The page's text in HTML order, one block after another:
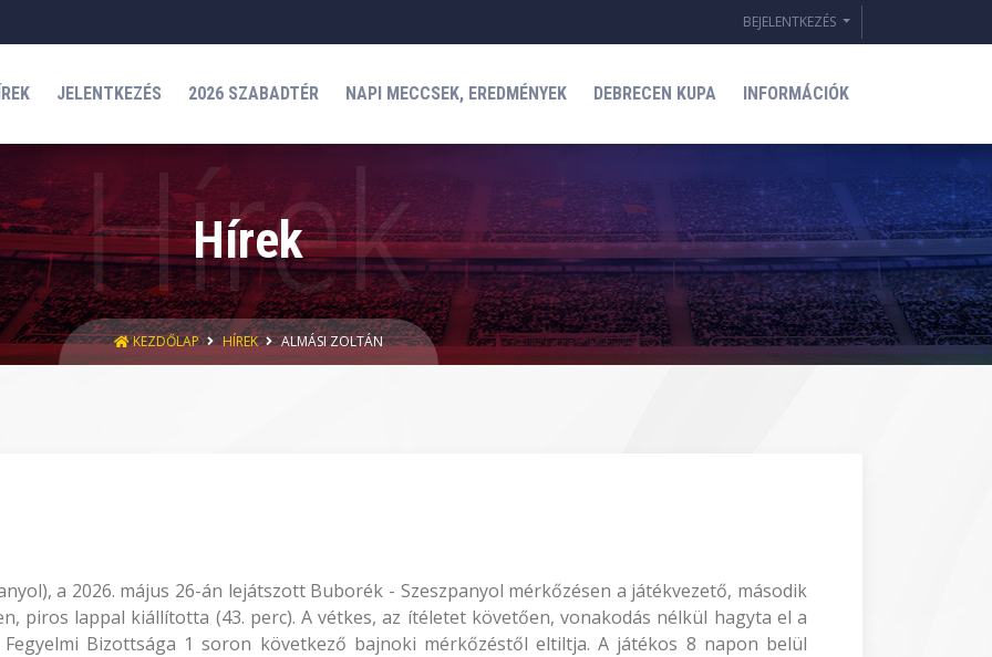
BEJELENTKEZÉS
JELENTKEZÉS 2026 SZABADTÉR NAPI MECCSEK, EREDMÉNYEK DEBRECEN KUPA INFORMÁCIÓK
Hírek
KEZDŐLAP HÍREK ALMÁSI ZOLTÁN
a 2026. május 26-án lejátszott Buborék - Szeszpanyol mérkőzésen a játékvezető, második
piros lappal kiállította (43. perc). A vétkes, az ítéletet követően, vonakodás nélkül hagyta el a
Bizottsága 1 soron következő bajnoki mérkőzéstől eltiltja. A játékos 8 napon belül